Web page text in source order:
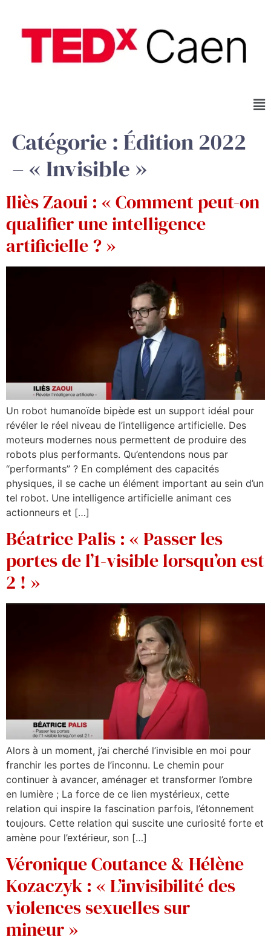
Catégorie : Édition 2022
– « Invisible »
Iliès Zaoui : « Comment peut-on
qualifier une intelligence
artificielle ? »
Un robot humanoïde bipède est un support idéal pour
révéler le réel niveau de l’intelligence artificielle. Des
moteurs modernes nous permettent de produire des
robots plus performants. Qu’entendons nous par
“performants” ? En complément des capacités
physiques, il se cache un élément important au sein d’un
tel robot. Une intelligence artificielle animant ces
actionneurs et […]
Béatrice Palis : « Passer les
portes de l’1-visible lorsqu’on est
2 ! »
Alors à un moment, j’ai cherché l’invisible en moi pour
franchir les portes de l’inconnu. Le chemin pour
continuer à avancer, aménager et transformer l’ombre
en lumière ; La force de ce lien mystérieux, cette
relation qui inspire la fascination parfois, l’étonnement
toujours. Cette relation qui suscite une curiosité forte et
amène pour l’extérieur, son […]
Véronique Coutance & Hélène
Kozaczyk : « L’invisibilité des
violences sexuelles sur
mineur »